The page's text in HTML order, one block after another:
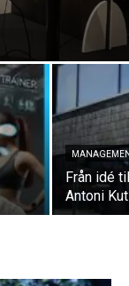
Från idé
Antoni